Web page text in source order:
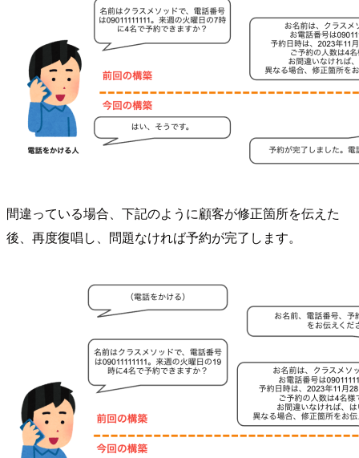
間違っている場合、下記のように顧客が修正箇所を伝えた
後、再度復唱し、問題なければ予約が完了します。